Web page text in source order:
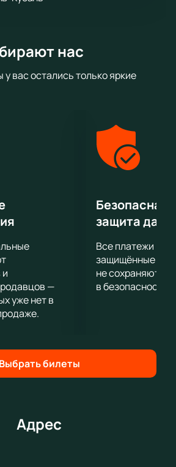
нас
вас остались только яркие
—
уже нет в
Безопасная
защита
Все платежи
защищённые
не сохраняются
в безопасности.
Выбрать билеты
Адрес